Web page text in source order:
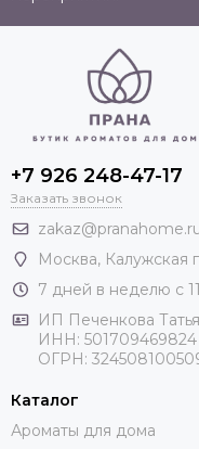
+7 926 248-47-17
Заказать звонок
Москва, Калужская
7 дней в неделю с
ИП Печенкова
ИНН: 501709469824
ОГРН:
Каталог
Ароматы для дома